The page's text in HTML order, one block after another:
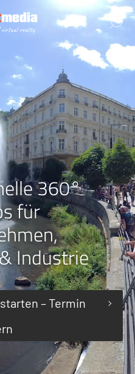
360°
für
Industrie
– Termin